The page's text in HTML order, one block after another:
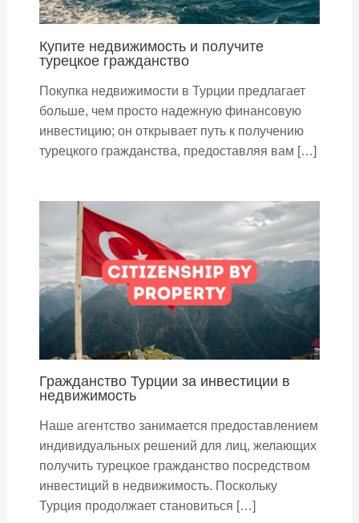
Купите недвижимость и получите
турецкое гражданство
Покупка недвижимости в Турции предлагает
больше, чем просто надежную финансовую
инвестицию; он открывает путь к получению
турецкого гражданства, предоставляя вам […]
Гражданство Турции за инвестиции в
недвижимость
Наше агентство занимается предоставлением
индивидуальных решений для лиц, желающих
получить турецкое гражданство посредством
инвестиций в недвижимость. Поскольку
Турция продолжает становиться […]